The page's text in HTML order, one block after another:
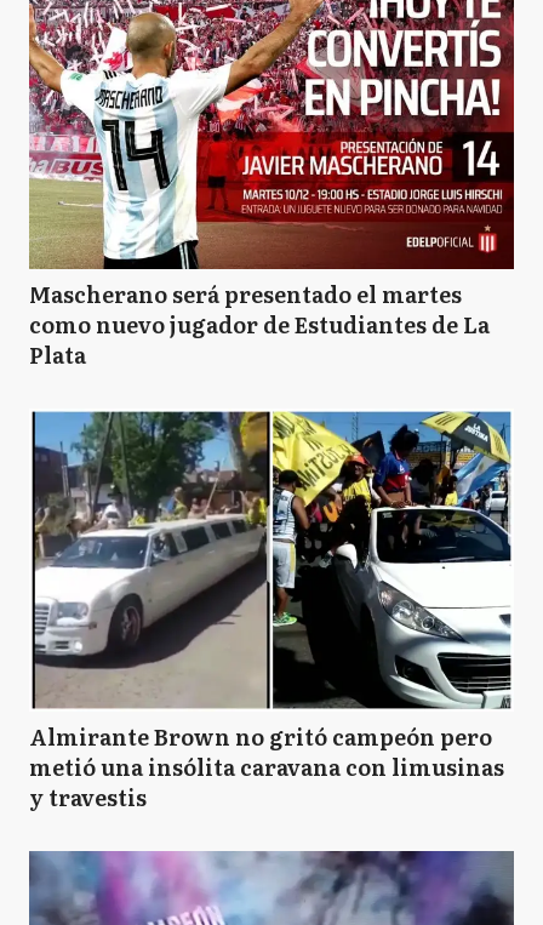
Mascherano será presentado el martes
como nuevo jugador de Estudiantes de La
Plata
Almirante Brown no gritó campeón pero
metió una insólita caravana con limusinas
y travestis